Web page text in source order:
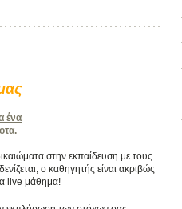
ένα
στην εκπαίδευση με τους
ο καθηγητής είναι ακριβώς
live μάθημα!